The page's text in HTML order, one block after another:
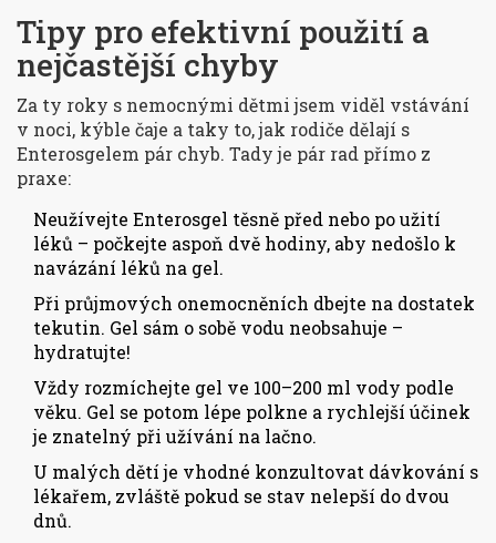
Tipy pro efektivní použití a
nejčastější chyby
Za ty roky s nemocnými dětmi jsem viděl vstávání
v noci, kýble čaje a taky to, jak rodiče dělají s
Enterosgelem pár chyb. Tady je pár rad přímo z
praxe:
Neužívejte Enterosgel těsně před nebo po užití
léků – počkejte aspoň dvě hodiny, aby nedošlo k
navázání léků na gel.
Při průjmových onemocněních dbejte na dostatek
tekutin. Gel sám o sobě vodu neobsahuje –
hydratujte!
Vždy rozmíchejte gel ve 100–200 ml vody podle
věku. Gel se potom lépe polkne a rychlejší účinek
je znatelný při užívání na lačno.
U malých dětí je vhodné konzultovat dávkování s
lékařem, zvláště pokud se stav nelepší do dvou
dnů.